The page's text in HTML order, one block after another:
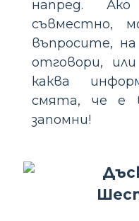
напред.
съвместно,
въпросите,
отговори,
каква
смята, че е
запомни!